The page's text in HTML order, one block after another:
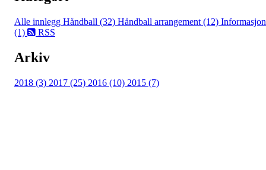
Alle innlegg Håndball (32) Håndball arrangement (12) Informasjon
(1)
RSS
Arkiv
2018 (3) 2017 (25) 2016 (10) 2015 (7)